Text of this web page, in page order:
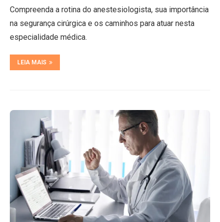
Compreenda a rotina do anestesiologista, sua importância
na segurança cirúrgica e os caminhos para atuar nesta
especialidade médica.
LEIA MAIS